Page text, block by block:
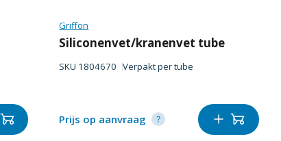
Griffon
Siliconenvet/kranenvet tube
SKU 1804670 Verpakt pertube
Prijs op aanvraag